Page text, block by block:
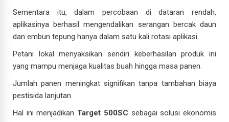
Sementara itu, dalam percobaan di dataran rendah,
aplikasinya berhasil mengendalikan serangan bercak daun
dan embun tepung hanya dalam satu kali rotasi aplikasi.
Petani lokal menyaksikan sendiri keberhasilan produk ini
yang mampu menjaga kualitas buah hingga masa panen.
Jumlah panen meningkat signifikan tanpa tambahan biaya
pestisida lanjutan.
Hal ini menjadikan Target 500SC sebagai solusi ekonomis